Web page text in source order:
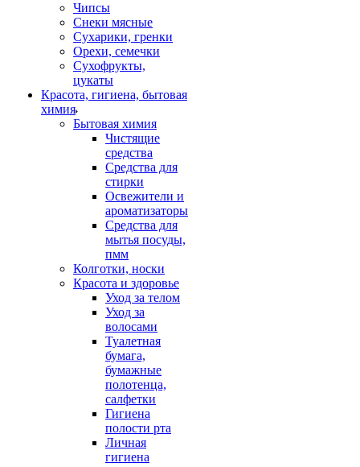
Чипсы
Снеки мясные
Сухарики, гренки
Орехи, семечки
Сухофрукты,
цукаты
Красота, гигиена, бытовая
химия
Бытовая химия
Чистящие
средства
Средства для
стирки
Освежители и
ароматизаторы
Средства для
мытья посуды,
пмм
Колготки, носки
Красота и здоровье
Уход за телом
Уход за
волосами
Туалетная
бумага,
бумажные
полотенца,
салфетки
Гигиена
полости рта
Личная
гигиена